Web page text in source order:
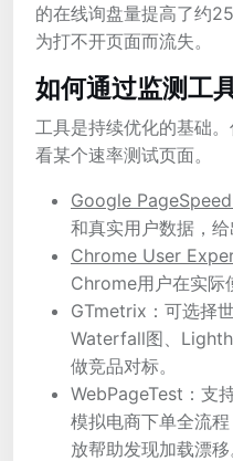
的在线询盘量提高了约
为打不开页面而流失。
如何通过监测工
工具是持续优化的基础
看某个速率测试页面。
Google
和真实用户数据，给
Chrome User
Chrome用户在实际
GTmetrix：可选择
Waterfall图、
做竞品对标。
WebPageTest：支
模拟电商下单全流
放帮助发现加载漂移